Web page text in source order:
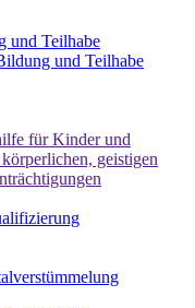
und Teilhabe
und Teilhabe
für Kinder und
geistigen